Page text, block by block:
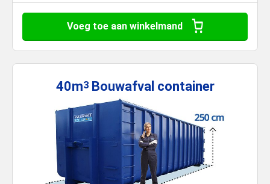
Voeg toe aan winkelmand
40m3 Bouwafval container